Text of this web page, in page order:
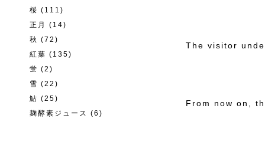
桜 (111)
正月
(14)
秋 (72)
紅葉 (135)
蛍 (2)
雪 (22)
鮎 (25)
麹酵素ジュース (6)
The visitor
From now on,